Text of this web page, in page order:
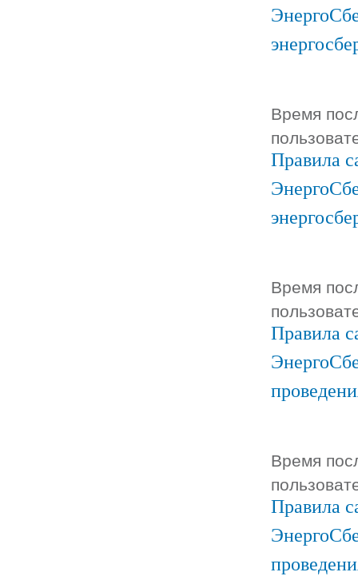
Время
Правила
Время
Правила
Время
Правила